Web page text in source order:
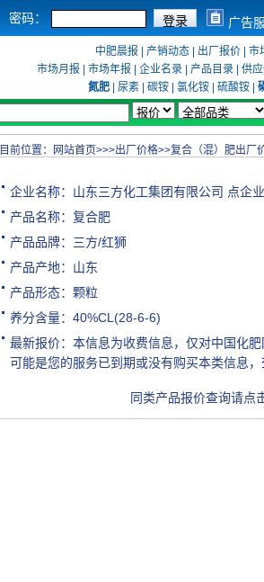
密码： 广告
中肥晨报 产销动态| 出厂报价| 市
市场月报
市场年报 企业名录 产品目录 供
氮肥
尿素 碳铵 氯化铵 硫酸铵
目前位置： 网站首页>>>出厂价格>>复合（混）肥出厂
企业名称： 山东三方化工集团有限公司 点企
产品名称：复合肥
产品品牌：三方/红狮
产品产地：山东
产品形态：颗粒
养分含量：40%CL(28-6-6)
最新报价：本信息为收费信息，仅对中国化
可能是您的服务已到期或没有购买本类信息，
同类产品报价查询请点